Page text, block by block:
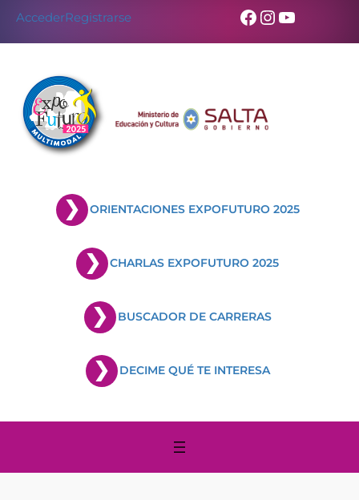
AccederRegistrarse Facebook
Instagram
YouTube
ORIENTACIONES EXPOFUTURO 2025
CHARLAS EXPOFUTURO 2025
BUSCADOR DE CARRERAS
DECIME QUÉ TE INTERESA